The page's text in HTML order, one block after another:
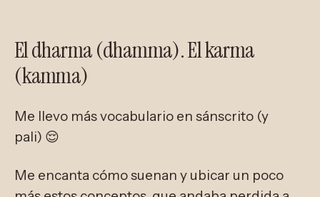
El dharma (dhamma). El karma
(kamma)
Me llevo más vocabulario en sánscrito (y
pali) 😌
Me encanta cómo suenan y ubicar un poco